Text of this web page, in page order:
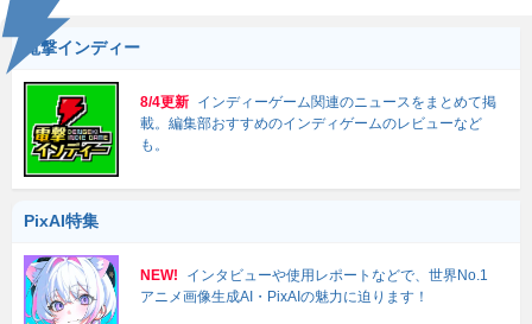
電撃インディー
8/4更新 インディーゲーム関連のニュースをまとめて掲
載。編集部おすすめのインディゲームのレビューなど
も。
PixAI特集
NEW!
インタビューや使用レポートなどで、世界No.1
アニメ画像生成AI・PixAIの魅力に迫ります！